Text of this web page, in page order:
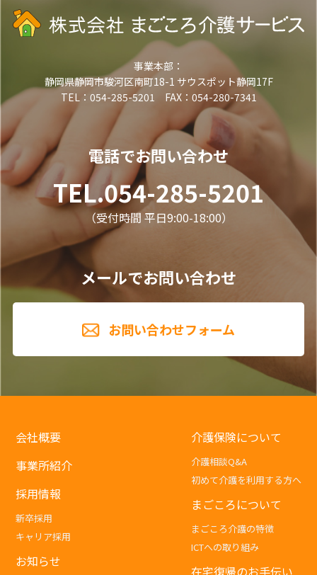
事業本部：
静岡県静岡市駿河区南町18-1 サウスポット静岡17F
TEL：054-285-5201 FAX：054-280-7341
電話でお問い合わせ
TEL.054-285-5201
（受付時間 平日9:00-18:00）
メールでお問い合わせ
お問い合わせフォーム
会社概要
事業所紹介
採用情報
新卒採用
キャリア採用
お知らせ
介護保険について
介護相談Q&A
初めて介護を利用する方へ
まごころについて
まごころ介護の特徴
ICTへの取り組み
在宅復帰のお手伝い